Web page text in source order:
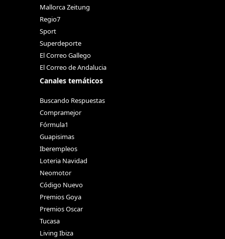
Mallorca Zeitung
Regio7
Sport
Superdeporte
El Correo Gallego
El Correo de Andalucia
Canales temáticos
Buscando Respuestas
Compramejor
Fórmula1
Guapisimas
Iberempleos
Loteria Navidad
Neomotor
Código Nuevo
Premios Goya
Premios Oscar
Tucasa
Living Ibiza